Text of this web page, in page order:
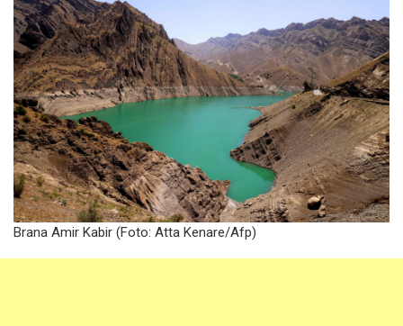
Brana Amir Kabir (Foto: Atta Kenare/Afp)